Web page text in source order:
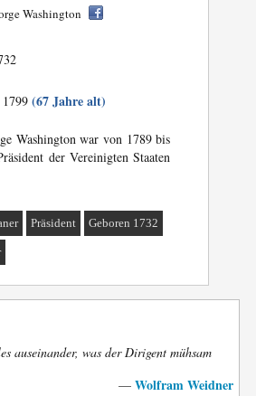
Washington
1799(67 Jahre alt)
Washington war von 1789 bis
der Vereinigten Staaten
Präsident Geboren 1732
auseinander, was der Dirigent mühsam
— Wolfram Weidner